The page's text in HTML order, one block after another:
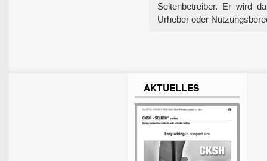
Seitenbetreiber. Er wird
Urheber oder
AKTUELLES